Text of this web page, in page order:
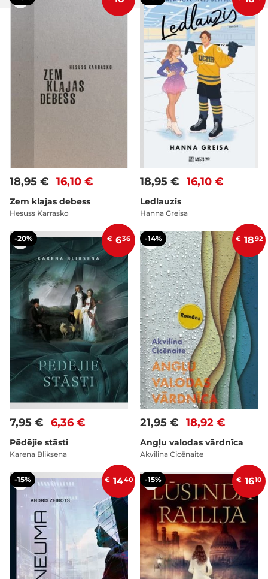
16,10 €
18,95 €
Zem klajas debess
Hesuss Karrasko
16,10 €
18,95 €
Ledlauzis
Hanna Greisa
-20% € 636
6,36 €
7,95 €
Pēdējie stāsti
Karena Bliksena
-14% € 1892
18,92 €
21,95 €
Angļu valodas vārdnīca
Akvilina Cicēnaite
-15% € 1440 -15% € 1610